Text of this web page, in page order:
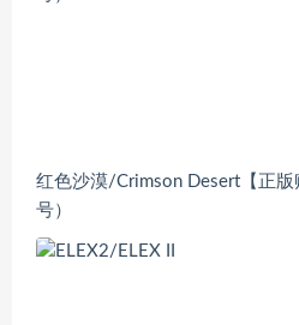
红色沙漠/Crimson Desert【正
号）